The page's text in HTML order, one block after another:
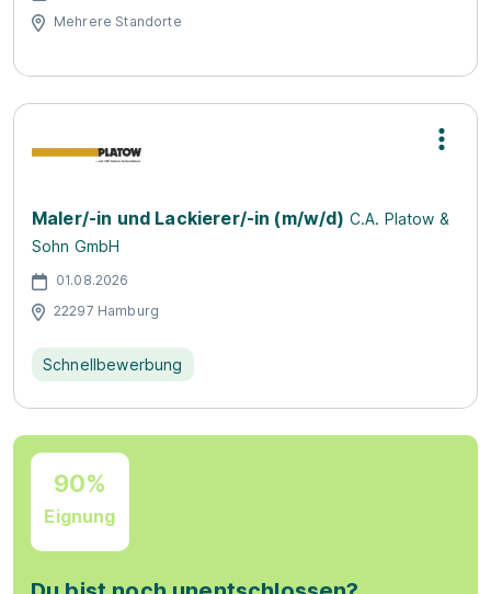
Mehrere Standorte
Maler/-in und Lackierer/-in (m/w/d) C.A. Platow &
Sohn GmbH
01.08.2026
22297 Hamburg
Schnellbewerbung
90%
Eignung